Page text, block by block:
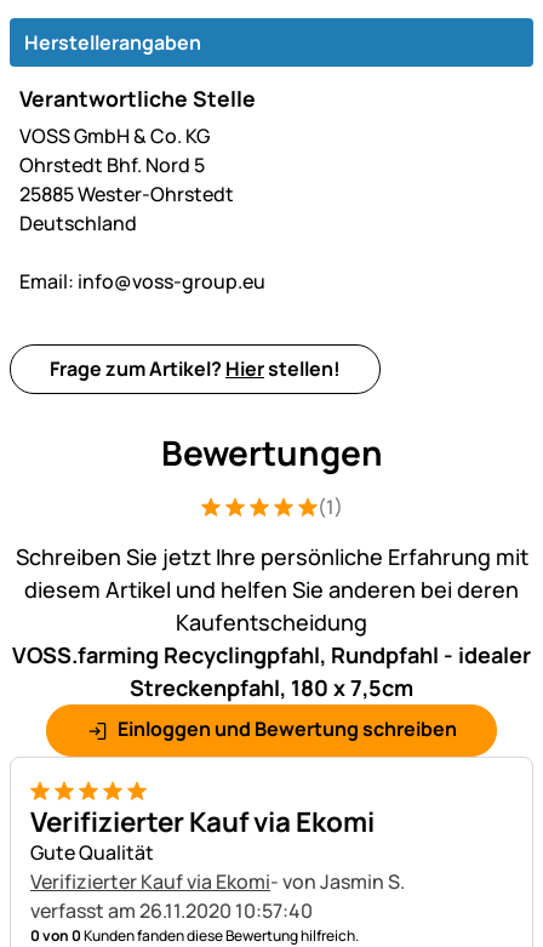
Herstellerangaben
Verantwortliche Stelle
VOSS GmbH & Co. KG
Ohrstedt Bhf. Nord 5
25885 Wester-Ohrstedt
Deutschland
Email: info@voss-group.eu
Frage zum Artikel? Hierstellen!
Bewertungen
Bewertung: 5 von 5 (1 Bewertungen)
1 Bewertung(1)
Schreiben Sie jetzt Ihre persönliche Erfahrung mit
diesem Artikel und helfen Sie anderen bei deren
Kaufentscheidung
VOSS.farming Recyclingpfahl, Rundpfahl - idealer
Streckenpfahl, 180 x 7,5cm
Einloggen und Bewertung schreiben
5 von 5
Verifizierter Kauf via Ekomi
Gute Qualität
Verifizierter Kauf via Ekomi- von Jasmin S.
verfasst am 26.11.2020 10:57:40
0 von 0Kunden fanden diese Bewertung hilfreich.